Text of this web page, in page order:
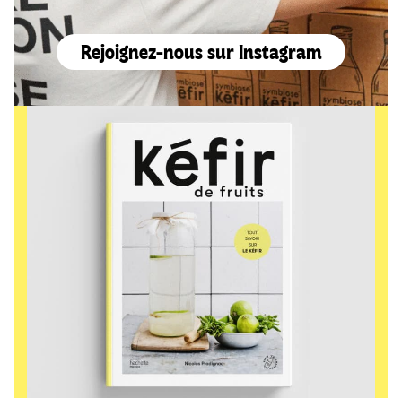
Rejoignez-nous sur Instagram